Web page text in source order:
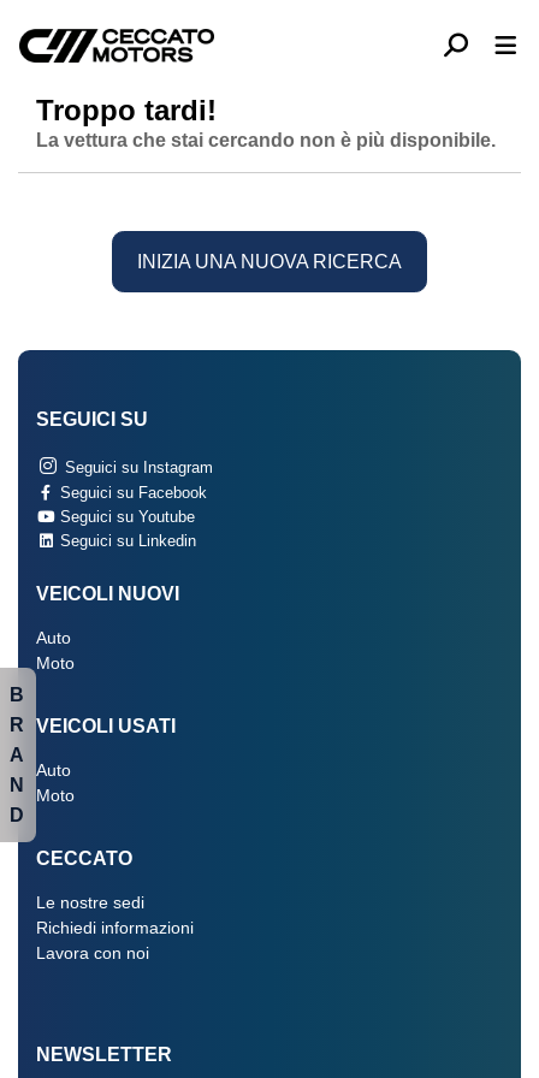
Troppo tardi!
La vettura che stai cercando non è più disponibile.
INIZIA UNA NUOVA RICERCA
SEGUICI SU
Seguici su Instagram
Seguici su Facebook
Seguici su Youtube
Seguici su Linkedin
VEICOLI NUOVI
Auto
Moto
VEICOLI USATI
Auto
Moto
CECCATO
Le nostre sedi
Richiedi informazioni
Lavora con noi
NEWSLETTER
B
R
A
N
D